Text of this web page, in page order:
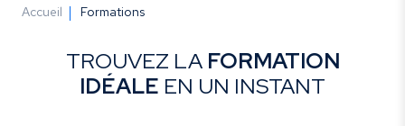
Accueil Formations
TROUVEZ LA FORMATION
IDÉALE EN UN INSTANT